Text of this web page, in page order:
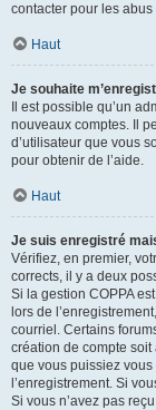
contacter pour les
Haut
Je souhaite
Il est possible qu’un
nouveaux comptes. Il
d’utilisateur que vous
pour obtenir de l’aide.
Haut
Je suis enregistré
Vérifiez, en premier,
corrects, il y a deux
Si la gestion COPPA
lors de
courriel. Certains
création de compte
que vous puissiez
l’enregistrement. Si
Si vous n’avez pas